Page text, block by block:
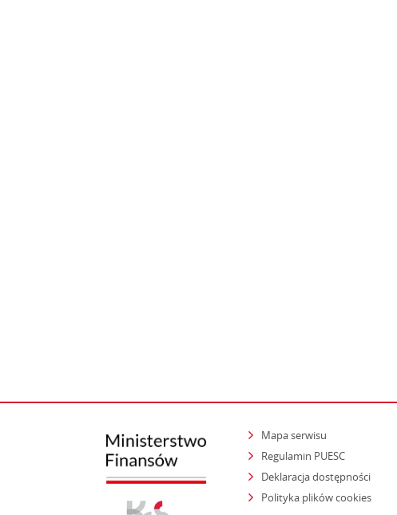
Mapa serwisu
Regulamin PUESC
Deklaracja dostępności
Polityka plików cookies